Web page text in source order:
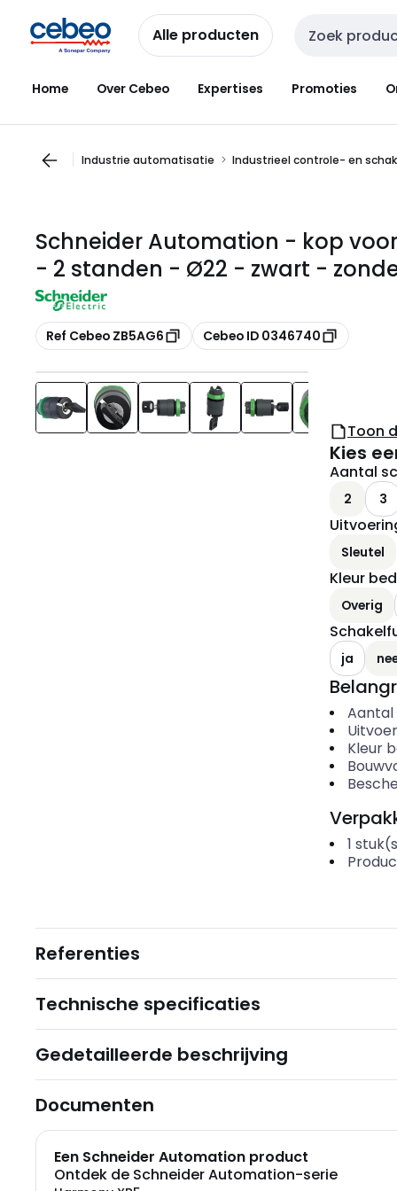
naar
navigatie
naar
inhoud
Alle producten Zoekveld invoer
Home Over Cebeo Expertises Promoties
Industrie automatisatie Industrieel controle- en
Schneider Automation - kop
- 2 standen - Ø22 - zwart -
Kopiëren
Ref Cebeo ZB5AG6 Kopiëren
Cebeo ID 0346740
Toon
Kies
Aantal
2 3
Sleutel
Kleur
Overig
ja
Kleur
1
Referenties
Technische specificaties
Gedetailleerde beschrijving
Documenten
Een Schneider Automation product
Ontdek de Schneider Automation-serie